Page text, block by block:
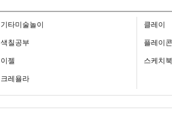
기타미술놀이 클레이
색칠공부 플레이
이젤 스케치북
크레욜라